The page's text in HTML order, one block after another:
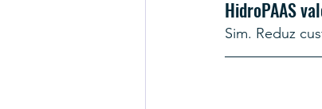
HidroPAAS
Sim. Reduz